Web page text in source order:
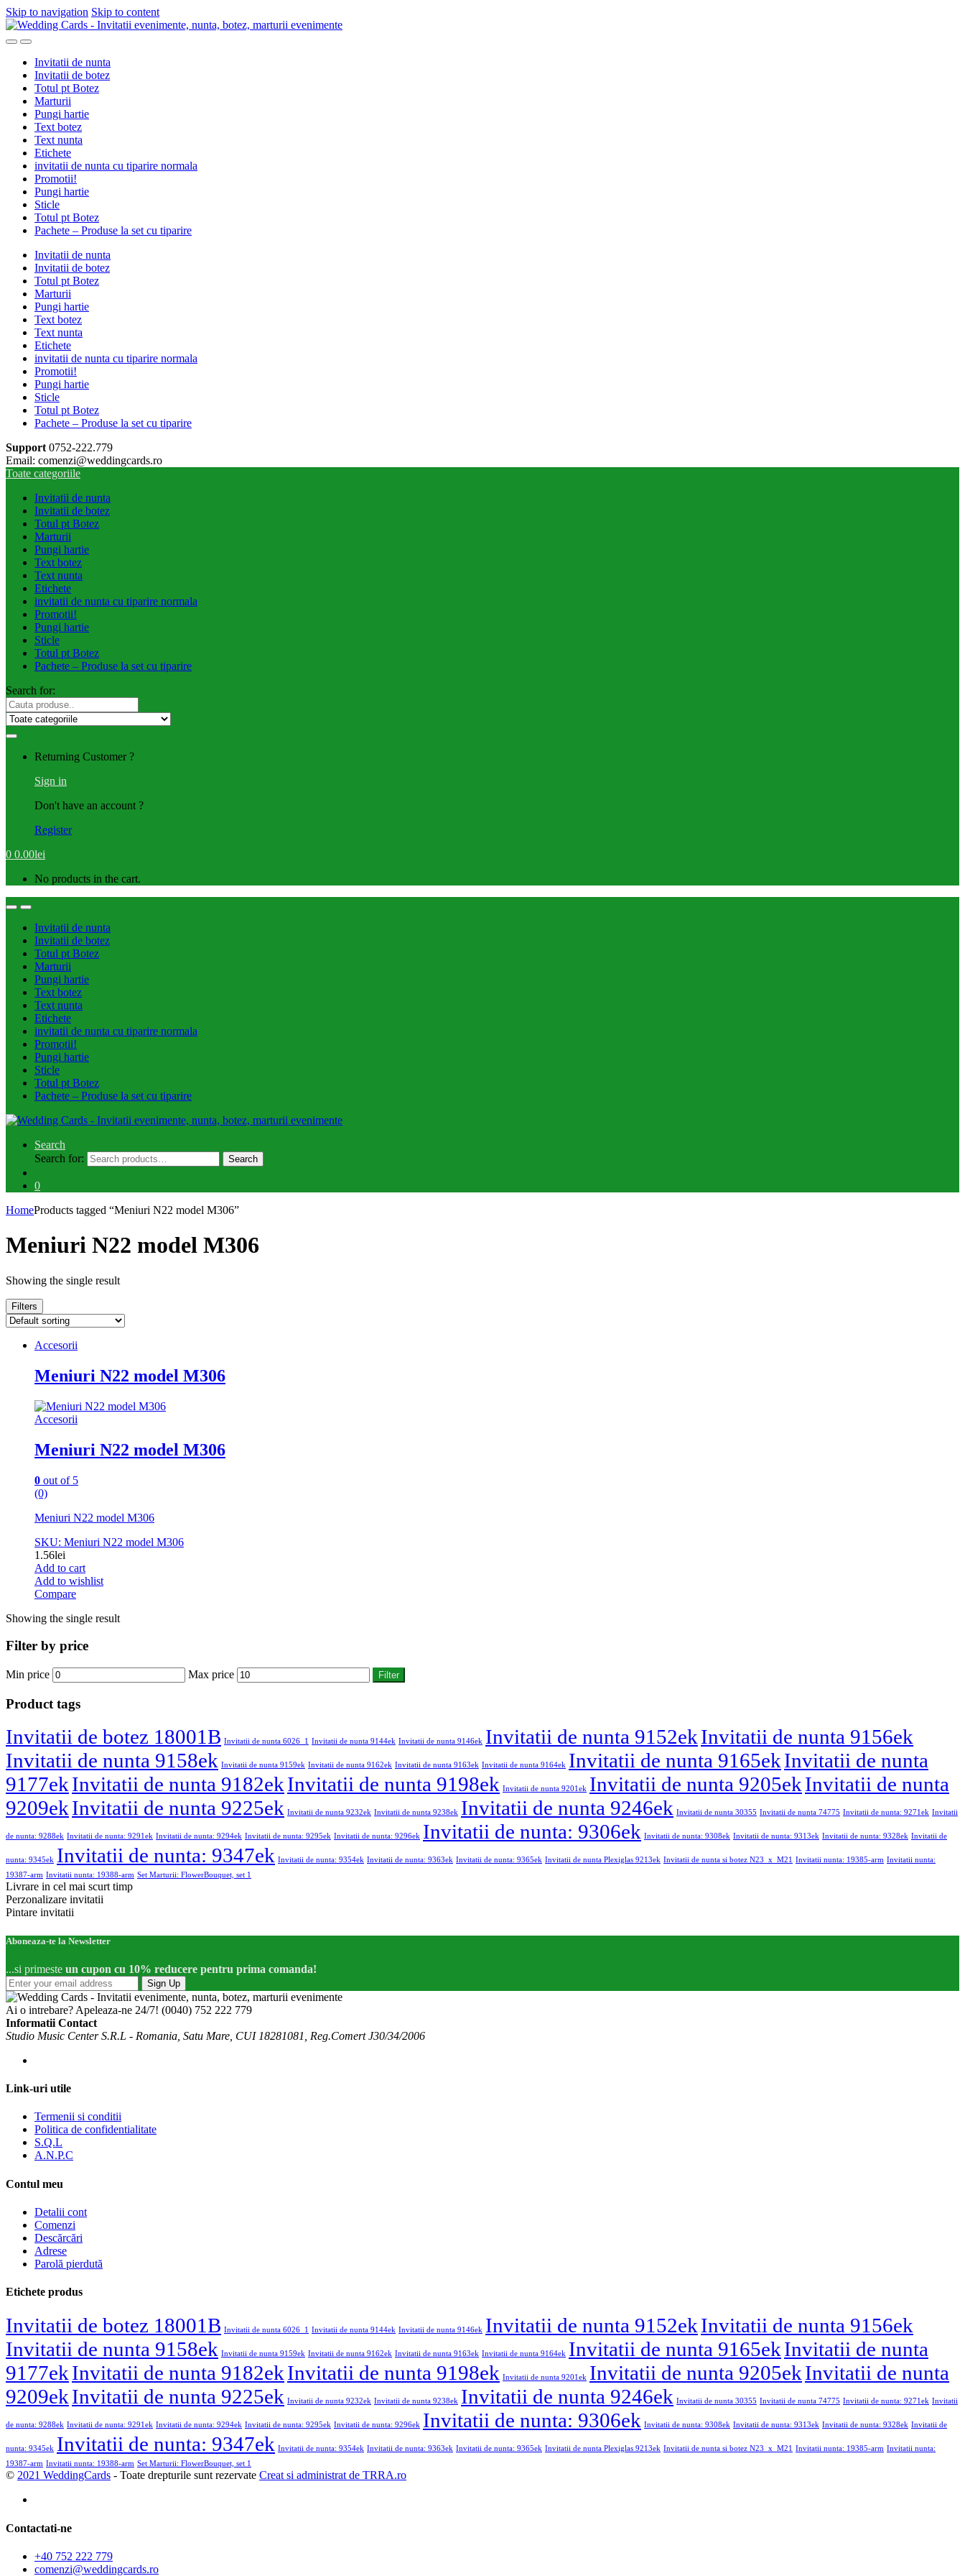
Skip to navigation Skip to content
Invitatii de nunta
Invitatii de botez
Totul pt Botez
Marturii
Pungi hartie
Text botez
Text nunta
Etichete
invitatii de nunta cu tiparire normala
Promotii!
Pungi hartie
Sticle
Totul pt Botez
Pachete – Produse la set cu tiparire
Invitatii de nunta
Invitatii de botez
Totul pt Botez
Marturii
Pungi hartie
Text botez
Text nunta
Etichete
invitatii de nunta cu tiparire normala
Promotii!
Pungi hartie
Sticle
Totul pt Botez
Pachete – Produse la set cu tiparire
Support 0752-222.779
Email: comenzi@weddingcards.ro
Toate categoriile
Invitatii de nunta
Invitatii de botez
Totul pt Botez
Marturii
Pungi hartie
Text botez
Text nunta
Etichete
invitatii de nunta cu tiparire normala
Promotii!
Pungi hartie
Sticle
Totul pt Botez
Pachete – Produse la set cu tiparire
Search for:
Returning Customer ?
Sign in
Don't have an account ?
Register
0 0.00lei
No products in the cart.
Invitatii de nunta
Invitatii de botez
Totul pt Botez
Marturii
Pungi hartie
Text botez
Text nunta
Etichete
invitatii de nunta cu tiparire normala
Promotii!
Pungi hartie
Sticle
Totul pt Botez
Pachete – Produse la set cu tiparire
Search
Search for:
Search
0
HomeProducts tagged “Meniuri N22 model M306”
Meniuri N22 model M306
Showing the single result
Filters
Accesorii
Meniuri N22 model M306
Accesorii
Meniuri N22 model M306
0 out of 5
(0)
Meniuri N22 model M306
SKU: Meniuri N22 model M306
1.56lei
Add to cart
Add to wishlist
Compare
Showing the single result
Filter by price
Min price Max price Filter
Product tags
Invitatii de botez 18001B Invitatii de nunta 6026_1 Invitatii de nunta 9144ek Invitatii de nunta 9146ek Invitatii de nunta 9152ekInvitatii de nunta 9156ek
Invitatii de nunta 9158ek Invitatii de nunta 9159ek Invitatii de nunta 9162ek Invitatii de nunta 9163ek Invitatii de nunta 9164ek Invitatii de nunta 9165ekInvitatii de nunta
9177ekInvitatii de nunta 9182ekInvitatii de nunta 9198ek Invitatii de nunta 9201ek Invitatii de nunta 9205ekInvitatii de nunta
9209ekInvitatii de nunta 9225ek Invitatii de nunta 9232ek Invitatii de nunta 9238ek Invitatii de nunta 9246ek Invitatii de nunta 30355 Invitatii de nunta 74775 Invitatii de nunta: 9271ek Invitatii
de nunta: 9288ek Invitatii de nunta: 9291ek Invitatii de nunta: 9294ek Invitatii de nunta: 9295ek Invitatii de nunta: 9296ek Invitatii de nunta: 9306ek Invitatii de nunta: 9308ek Invitatii de nunta: 9313ek Invitatii de nunta: 9328ek Invitatii de
nunta: 9345ek Invitatii de nunta: 9347ek Invitatii de nunta: 9354ek Invitatii de nunta: 9363ek Invitatii de nunta: 9365ek Invitatii de nunta Plexiglas 9213ek Invitatii de nunta si botez N23_x_M21 Invitatii nunta: 19385-arm Invitatii nunta:
19387-arm Invitatii nunta: 19388-arm Set Marturii: FlowerBouquet, set 1
Livrare in cel mai scurt timp
Perzonalizare invitatii
Pintare invitatii
Aboneaza-te la Newsletter
...si primeste un cupon cu 10% reducere pentru prima comanda!
Sign Up
Ai o intrebare? Apeleaza-ne 24/7! (0040) 752 222 779
Informatii Contact
Studio Music Center S.R.L - Romania, Satu Mare, CUI 18281081, Reg.Comert J30/34/2006
Link-uri utile
Termenii si conditii
Politica de confidentialitate
S.Q.L
A.N.P.C
Contul meu
Detalii cont
Comenzi
Descărcări
Adrese
Parolă pierdută
Etichete produs
Invitatii de botez 18001B Invitatii de nunta 6026_1 Invitatii de nunta 9144ek Invitatii de nunta 9146ek Invitatii de nunta 9152ekInvitatii de nunta 9156ek
Invitatii de nunta 9158ek Invitatii de nunta 9159ek Invitatii de nunta 9162ek Invitatii de nunta 9163ek Invitatii de nunta 9164ek Invitatii de nunta 9165ekInvitatii de nunta
9177ekInvitatii de nunta 9182ekInvitatii de nunta 9198ek Invitatii de nunta 9201ek Invitatii de nunta 9205ekInvitatii de nunta
9209ekInvitatii de nunta 9225ek Invitatii de nunta 9232ek Invitatii de nunta 9238ek Invitatii de nunta 9246ek Invitatii de nunta 30355 Invitatii de nunta 74775 Invitatii de nunta: 9271ek Invitatii
de nunta: 9288ek Invitatii de nunta: 9291ek Invitatii de nunta: 9294ek Invitatii de nunta: 9295ek Invitatii de nunta: 9296ek Invitatii de nunta: 9306ek Invitatii de nunta: 9308ek Invitatii de nunta: 9313ek Invitatii de nunta: 9328ek Invitatii de
nunta: 9345ek Invitatii de nunta: 9347ek Invitatii de nunta: 9354ek Invitatii de nunta: 9363ek Invitatii de nunta: 9365ek Invitatii de nunta Plexiglas 9213ek Invitatii de nunta si botez N23_x_M21 Invitatii nunta: 19385-arm Invitatii nunta:
19387-arm Invitatii nunta: 19388-arm Set Marturii: FlowerBouquet, set 1
© 2021 WeddingCards - Toate drepturile sunt rezervate Creat si administrat de TRRA.ro
Contactati-ne
+40 752 222 779
comenzi@weddingcards.ro